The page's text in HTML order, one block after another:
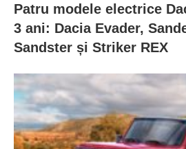
Patru modele electrice
3 ani: Dacia Evader,
Sandster și Striker REX